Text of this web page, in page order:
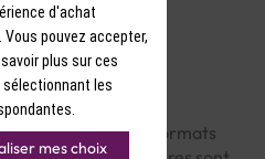
bières en grands formats
d'achat
Vous pouvez accepter,
plus sur ces
sélectionnant les
mes choix